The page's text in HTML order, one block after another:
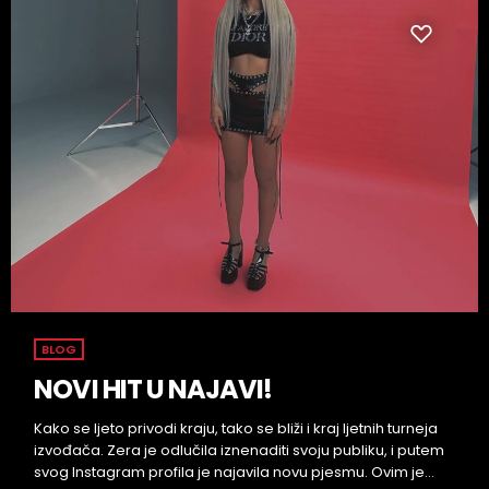
BLOG
NOVI HIT U NAJAVI!
Kako se ljeto privodi kraju, tako se bliži i kraj ljetnih turneja
izvođača. Zera je odlučila iznenaditi svoju publiku, i putem
svog Instagram profila je najavila novu pjesmu. Ovim je